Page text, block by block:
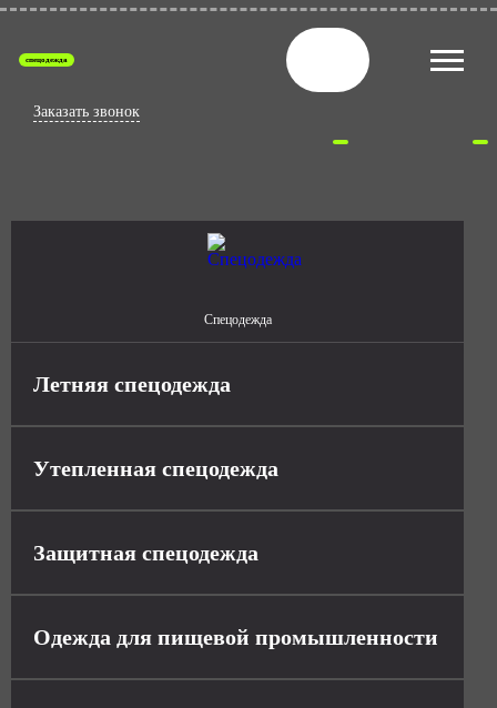
спецодежда
Заказать звонок
Спецодежда
Летняя спецодежда
Утепленная спецодежда
Защитная спецодежда
Одежда для пищевой промышленности